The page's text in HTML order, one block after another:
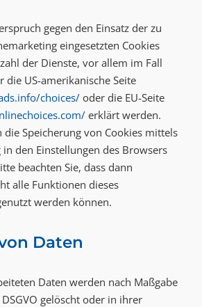
gegen den Einsatz der zu
eingesetzten Cookies
der Dienste, vor allem im Fall
die US-amerikanische Seite
choices/ oder die EU-Seite
erklärt werden.
die Speicherung von Cookies mittels
den Einstellungen des Browsers
beachten Sie, dass dann
alle Funktionen dieses
werden können.
Daten
Daten werden nach Maßgabe
gelöscht oder in ihrer